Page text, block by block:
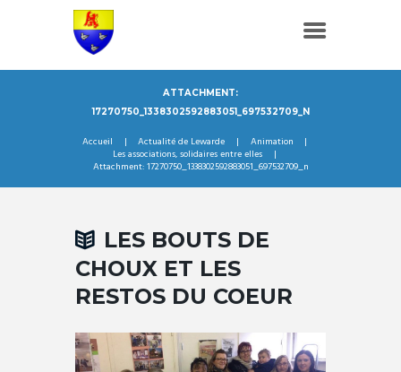
ATTACHMENT:
17270750_1338302592883051_697532709_N
Accueil Actualité de Lewarde
Animation
Les associations, solidaires entre elles
Attachment: 17270750_1338302592883051_697532709_n
LES BOUTS DE
CHOUX ET LES
RESTOS DU COEUR